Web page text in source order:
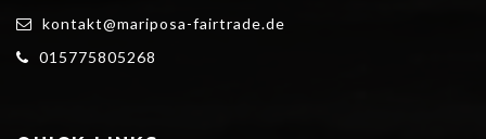
kontakt@mariposa-fairtrade.de
015775805268